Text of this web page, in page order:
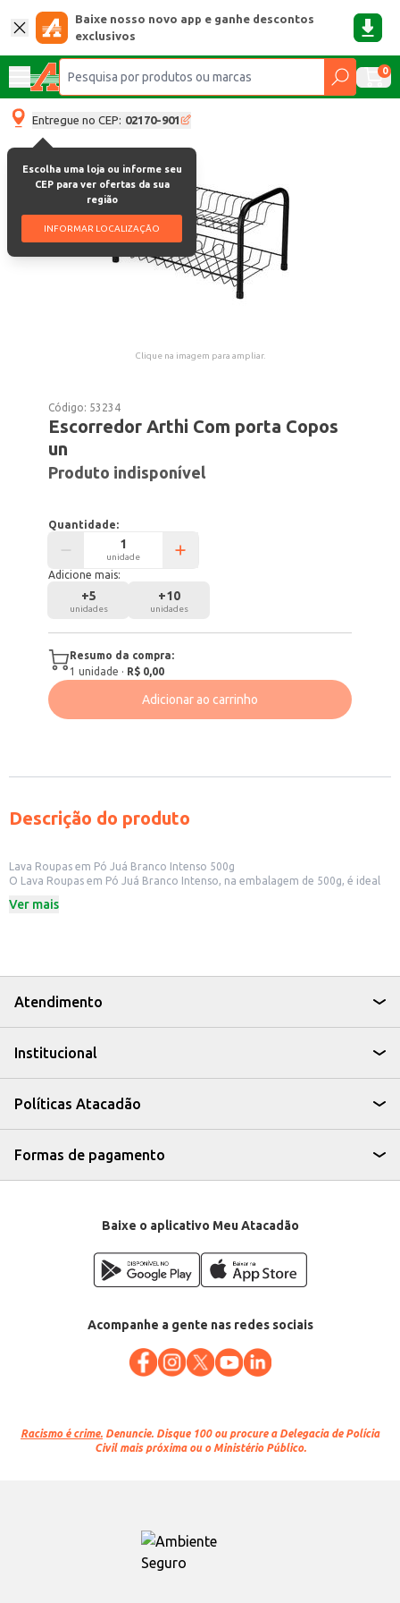
Baixe nosso novo app e ganhe descontos
exclusivos
0
Entregue no CEP: 02170-901
Escolha uma loja ou informe seu
CEP para ver ofertas da sua
região
INFORMAR LOCALIZAÇÃO
Clique na imagem para ampliar.
Código: 53234
Escorredor Arthi Com porta Copos
un
Produto indisponível
Quantidade:
unidade
Adicione mais:
+5
unidades
+10
unidades
Resumo da compra:
1 unidade · R$ 0,00
Adicionar ao carrinho
Descrição do produto
Lava Roupas em Pó Juá Branco Intenso 500g
O Lava Roupas em Pó Juá Branco Intenso, na embalagem de 500g, é ideal
desenvolvida para remover sujeiras e manchas, proporcionando roupas
Adequado para máquinas de lavar e lavagem manual.
Siga as instruções de lavagem das roupas para melhores resultados.
Com o Lava Roupas em Pó Juá Branco Intenso, suas roupas brancas ficam
Ver mais
Atendimento
Institucional
Políticas Atacadão
Formas de pagamento
Baixe o aplicativo Meu Atacadão
Acompanhe a gente nas redes sociais
Racismo é crime. Denuncie. Disque 100 ou procure a Delegacia de Polícia
Civil mais próxima ou o Ministério Público.